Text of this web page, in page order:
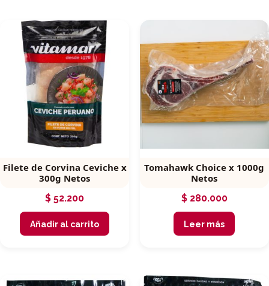
Filete de Corvina Ceviche x
300g Netos
$ 52.200
Añadir al carrito
Tomahawk Choice x 1000g
Netos
$280.000
Leer más